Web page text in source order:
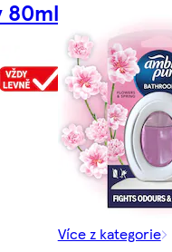
80ml
Více z kategorie